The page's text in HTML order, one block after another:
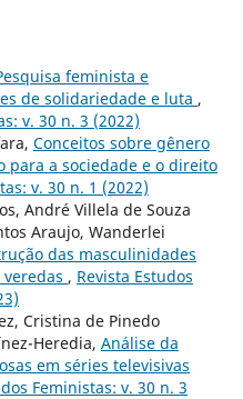
feminista e
de solidariedade e luta ,
v. 30 n. 3 (2022)
Conceitos sobre gênero
para a sociedade e o direito
v. 30 n. 1 (2022)
André Villela de Souza
Araujo, Wanderlei
das masculinidades
, Revista Estudos
Cristina de Pinedo
Heredia, Análise da
em séries televisivas
Feministas: v. 30 n. 3